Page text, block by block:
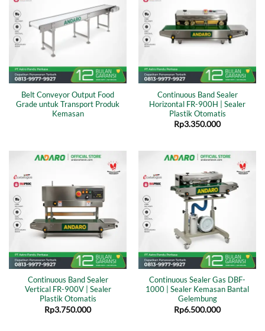
Belt Conveyor Output Food
Grade untuk Transport Produk
Kemasan
Continuous Band Sealer
Horizontal FR-900H | Sealer
Plastik Otomatis
Rp3.350.000
Continuous Band Sealer
Vertical FR-900V | Sealer
Plastik Otomatis
Rp3.750.000
Continuous Sealer Gas DBF-
1000 | Sealer Kemasan Bantal
Gelembung
Rp6.500.000